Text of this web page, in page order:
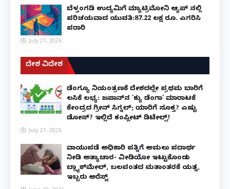
ಬೆಳ್ತಂಗಡಿ ಉದ್ಯಮಿಗೆ ಮ್ಯಾಟ್ರಿಮೋನಿ ಆ್ಯಪ್ ನಲ್ಲಿ
ಪರಿಚಯವಾದ ಯುವತಿ:87.22 ಲಕ್ಷ ರೂ. ಎಗರಿಸಿ
ಪರಾರಿ
July 21, 2026
ದೇಶ ವಿದೇಶ
ಡೆಂಗ್ಯೂ ನಿಯಂತ್ರಣಕ್ಕೆ ದೇಶದಲ್ಲೇ ಪ್ರಥಮ ಬಾರಿಗೆ
ಲಸಿಕೆ ಲಭ್ಯ: ಜಪಾನ್‌ನ 'ಕ್ಯು ಡೆಂಗಾ' ಮಾರಾಟಕ್ಕೆ
ಕೇಂದ್ರದ ಗ್ರೀನ್ ಸಿಗ್ನಲ್; ಯಾರಿಗೆ ಸೂಕ್ತ? ಎಷ್ಟು
ಡೋಸ್? ಇಲ್ಲಿದೆ ಕಂಪ್ಲೀಟ್ ಡಿಟೇಲ್ಸ್!
July 21, 2026
ವಾಯುಪಡೆ ಅಧಿಕಾರಿ ಪತ್ನಿಗೆ ಅಮಲು ಪದಾರ್ಥ
ನೀಡಿ ಅತ್ಯಾಚಾರ- ವೀಡಿಯೋ ಇಟ್ಟುಕೊಂಡು
ಬ್ಲ್ಯಾಕ್‌ಮೇಲ್, ಬಲವಂತದ ಮತಾಂತರಕ್ಕೆ ಯತ್ನ,
ಇಬ್ಬರು ಅರೆಸ್ಟ್